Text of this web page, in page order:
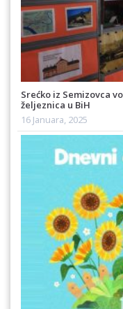
Srećko iz Semizovca
željeznica u BiH
16 Januara, 2025